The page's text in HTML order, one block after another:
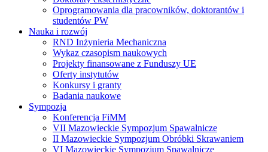
Oprogramowania dla pracowników, doktorantów i
studentów PW
Nauka i rozwój
RND Inżynieria Mechaniczna
Wykaz czasopism naukowych
Projekty finansowane z Funduszy UE
Oferty instytutów
Konkursy i granty
Badania naukowe
Sympozja
Konferencja FiMM
VII Mazowieckie Sympozjum Spawalnicze
II Mazowieckie Sympozjum Obróbki Skrawaniem
VI Mazowieckie Sympozjum Spawalnicze